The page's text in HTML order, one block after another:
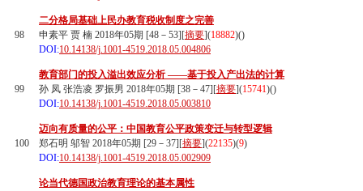
98
二分格局基础上民办教育税收制度之完善
申素平 贾 楠 2018年05期 [48－53][摘要](18882)()
DOI:10.14138/j.1001-4519.2018.05.004806
99
教育部门的投入溢出效应分析 ——基于投入产出法的计算
孙 凤 张浩凌 罗振男 2018年05期 [38－47][摘要](15741)()
DOI:10.14138/j.1001-4519.2018.05.003810
100
迈向有质量的公平：中国教育公平政策变迁与转型逻辑
郑石明 邬智 2018年05期 [29－37][摘要](22135)(9)
DOI:10.14138/j.1001-4519.2018.05.002909
论当代德国政治教育理论的基本属性